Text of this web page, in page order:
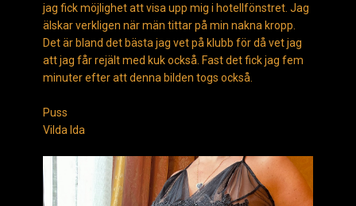
jag fick möjlighet att visa upp mig i hotellfönstret. Jag
älskar verkligen när män tittar på min nakna kropp.
Det är bland det bästa jag vet på klubb för då vet jag
att jag får rejält med kuk också. Fast det fick jag fem
minuter efter att denna bilden togs också.
Puss
Vilda Ida